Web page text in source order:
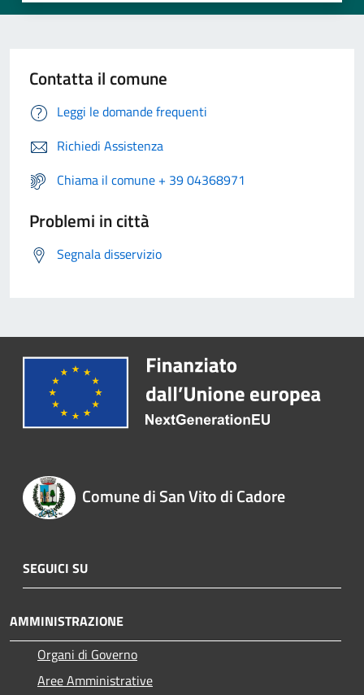
Contatta il comune
Leggi le domande frequenti
Richiedi Assistenza
Chiama il comune + 39 04368971
Problemi in città
Segnala disservizio
Comune di San Vito di Cadore
SEGUICI SU
AMMINISTRAZIONE
Organi di Governo
Aree Amministrative